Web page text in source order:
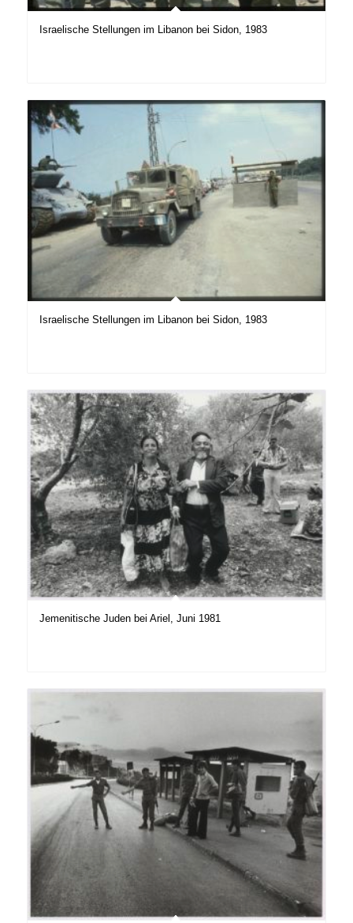
Israelische Stellungen im Libanon bei Sidon, 1983
Israelische Stellungen im Libanon bei Sidon, 1983
Jemenitische Juden bei Ariel, Juni 1981